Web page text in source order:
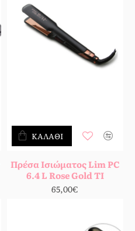
Πρέσα Ισιώματος Lim PC
6.4 L Rose Gold TI
65,00€
ΚΑΛΆΘΙ